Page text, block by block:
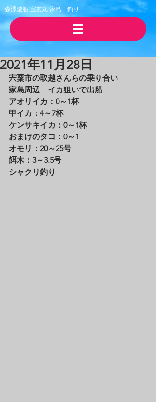
森澤遊船 宝友丸 ​家島 釣り
2021年11月28日
宍粟市の取越さんらの乗り合い
家島周辺　イカ狙いで出船
アオリイカ：0～1杯
甲イカ：4～7杯
ケンサキイカ：0～1杯
おまけのタコ：0～1
オモリ：20～25号
餌木：3～3.5号
シャクリ釣り